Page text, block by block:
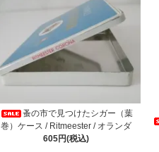
蚤の市で見つけたシガー（葉
巻）ケース / Ritmeester / オランダ
605円(税込)